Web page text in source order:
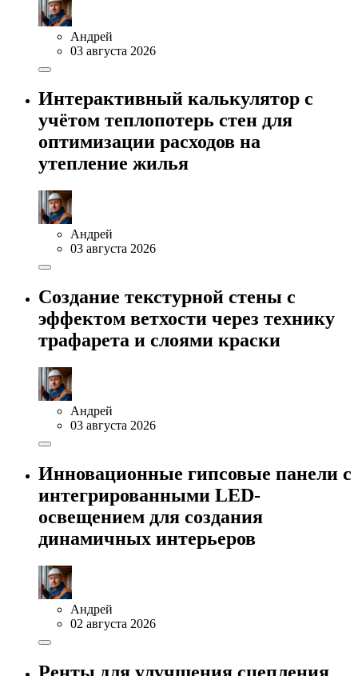
Андрей
03 августа 2026
Интерактивный калькулятор с
учётом теплопотерь стен для
оптимизации расходов на
утепление жилья
Андрей
03 августа 2026
Создание текстурной стены с
эффектом ветхости через технику
трафарета и слоями краски
Андрей
03 августа 2026
Инновационные гипсовые панели с
интегрированными LED-
освещением для создания
динамичных интерьеров
Андрей
02 августа 2026